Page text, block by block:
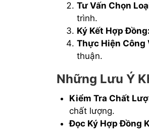
Tư Vấn Chọn
trình.
Ký Kết Hợp Đồng:
Thực Hiện Công
thuận.
Những Lưu Ý
Kiểm Tra Chất
chất lượng.
Đọc Ký Hợp Đồng